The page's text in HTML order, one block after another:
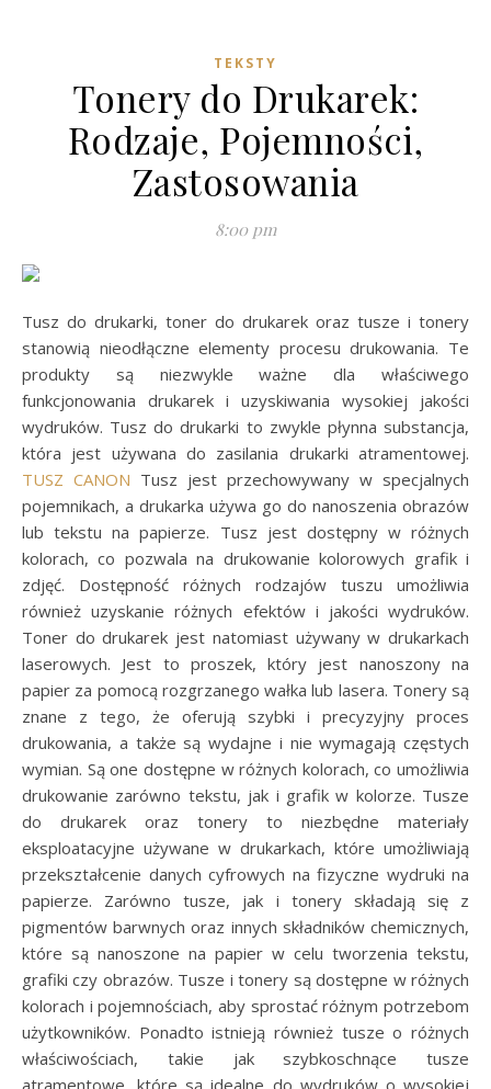
TEKSTY
Tonery do Drukarek:
Rodzaje, Pojemności,
Zastosowania
8:00 pm
Tusz do drukarki, toner do drukarek oraz tusze i tonery
stanowią nieodłączne elementy procesu drukowania. Te
produkty są niezwykle ważne dla właściwego
funkcjonowania drukarek i uzyskiwania wysokiej jakości
wydruków. Tusz do drukarki to zwykle płynna substancja,
która jest używana do zasilania drukarki atramentowej.
TUSZ CANON Tusz jest przechowywany w specjalnych
pojemnikach, a drukarka używa go do nanoszenia obrazów
lub tekstu na papierze. Tusz jest dostępny w różnych
kolorach, co pozwala na drukowanie kolorowych grafik i
zdjęć. Dostępność różnych rodzajów tuszu umożliwia
również uzyskanie różnych efektów i jakości wydruków.
Toner do drukarek jest natomiast używany w drukarkach
laserowych. Jest to proszek, który jest nanoszony na
papier za pomocą rozgrzanego wałka lub lasera. Tonery są
znane z tego, że oferują szybki i precyzyjny proces
drukowania, a także są wydajne i nie wymagają częstych
wymian. Są one dostępne w różnych kolorach, co umożliwia
drukowanie zarówno tekstu, jak i grafik w kolorze. Tusze
do drukarek oraz tonery to niezbędne materiały
eksploatacyjne używane w drukarkach, które umożliwiają
przekształcenie danych cyfrowych na fizyczne wydruki na
papierze. Zarówno tusze, jak i tonery składają się z
pigmentów barwnych oraz innych składników chemicznych,
które są nanoszone na papier w celu tworzenia tekstu,
grafiki czy obrazów. Tusze i tonery są dostępne w różnych
kolorach i pojemnościach, aby sprostać różnym potrzebom
użytkowników. Ponadto istnieją również tusze o różnych
właściwościach, takie jak szybkoschnące tusze
atramentowe, które są idealne do wydruków o wysokiej